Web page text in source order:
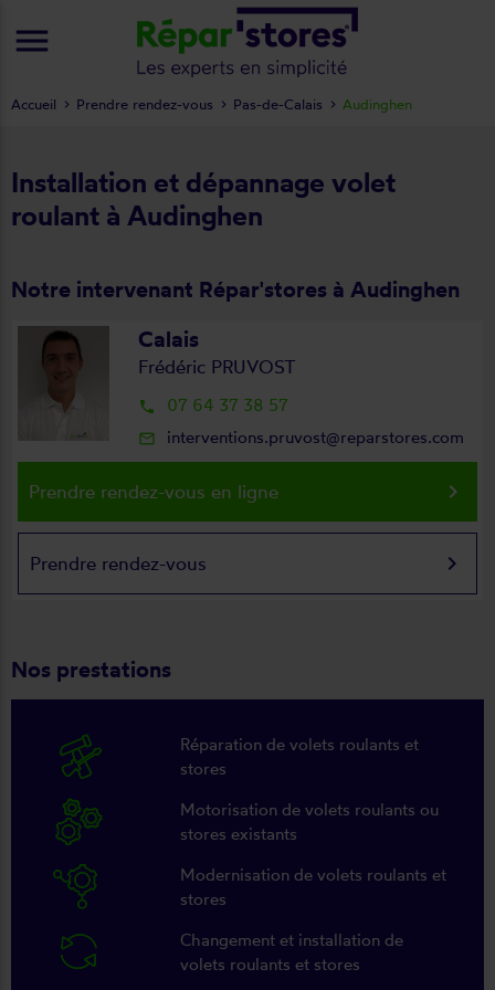
Installation et dépannage volet
roulant à Audinghen
Notre intervenant Répar'stores à Audinghen
Calais
Frédéric PRUVOST
local_phone 07 64 37 38 57
mail_outline interventions.pruvost@reparstores.com
Prendre rendez-vous en ligne keyboard_arrow_right
Prendre rendez-vous keyboard_arrow_right
Nos prestations
Réparation de volets roulants et
stores
Motorisation de volets roulants ou
stores existants
Modernisation de volets roulants et
stores
Changement et installation de
volets roulants et stores
Accueil Prendre rendez-vous Pas-de-Calais Audinghen
menu